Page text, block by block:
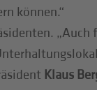
können.“
„Auch
Klaus